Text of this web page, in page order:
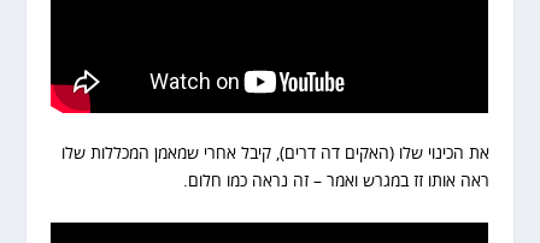
את הכינוי שלו (האקים דה דרים), קיבל אחרי שמאמן המכללות שלו
ראה אותו זז במגרש ואמר – זה נראה כמו חלום.